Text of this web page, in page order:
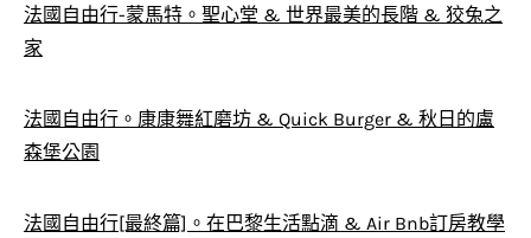
法國自由行-蒙馬特。聖心堂 & 世界最美的長階 & 狡兔之
家
法國自由行。康康舞紅磨坊 & Quick Burger & 秋日的盧
森堡公園
法國自由行[最終篇]。在巴黎生活點滴 & Air Bnb訂房教學